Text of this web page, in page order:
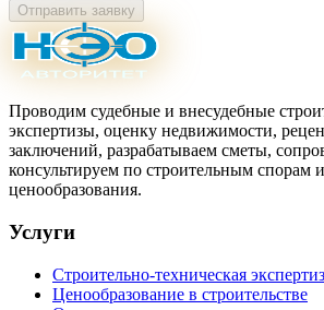
Отправить заявку
Проводим судебные и внесудебные
экспертизы, оценку недвижимости,
заключений, разрабатываем сметы,
консультируем по строительным спорам
ценообразования.
Услуги
Строительно-техническая
Ценообразование в строительстве